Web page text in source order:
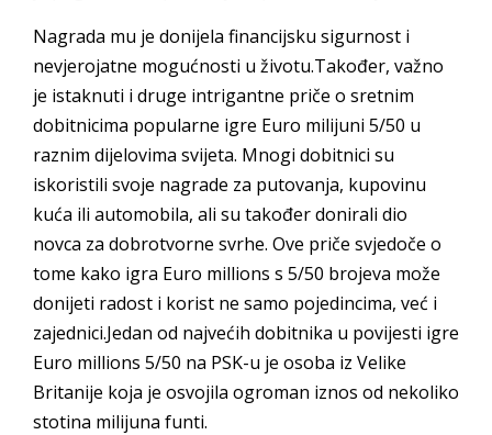
Nagrada mu je donijela financijsku sigurnost i
nevjerojatne mogućnosti u životu.Također, važno
je istaknuti i druge intrigantne priče o sretnim
dobitnicima popularne igre Euro milijuni 5/50 u
raznim dijelovima svijeta. Mnogi dobitnici su
iskoristili svoje nagrade za putovanja, kupovinu
kuća ili automobila, ali su također donirali dio
novca za dobrotvorne svrhe. Ove priče svjedoče o
tome kako igra Euro millions s 5/50 brojeva može
donijeti radost i korist ne samo pojedincima, već i
zajednici.Jedan od najvećih dobitnika u povijesti igre
Euro millions 5/50 na PSK-u je osoba iz Velike
Britanije koja je osvojila ogroman iznos od nekoliko
stotina milijuna funti.